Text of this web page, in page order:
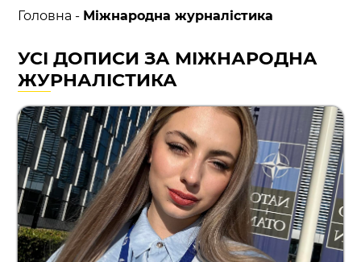
Головна - Міжнародна журналістика
УСІ ДОПИСИ ЗА МІЖНАРОДНА
ЖУРНАЛІСТИКА